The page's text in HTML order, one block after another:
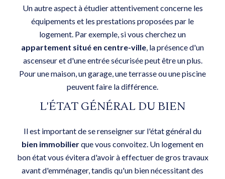
Un autre aspect à étudier attentivement concerne les
équipements et les prestations proposées par le
logement. Par exemple, si vous cherchez un
appartement situé en centre-ville, la présence d'un
ascenseur et d'une entrée sécurisée peut être un plus.
Pour une maison, un garage, une terrasse ou une piscine
peuvent faire la différence.
L'ÉTAT GÉNÉRAL DU BIEN
Il est important de se renseigner sur l'état général du
bien immobilierque vous convoitez. Un logement en
bon état vous évitera d'avoir à effectuer de gros travaux
avant d'emménager, tandis qu'un bien nécessitant des